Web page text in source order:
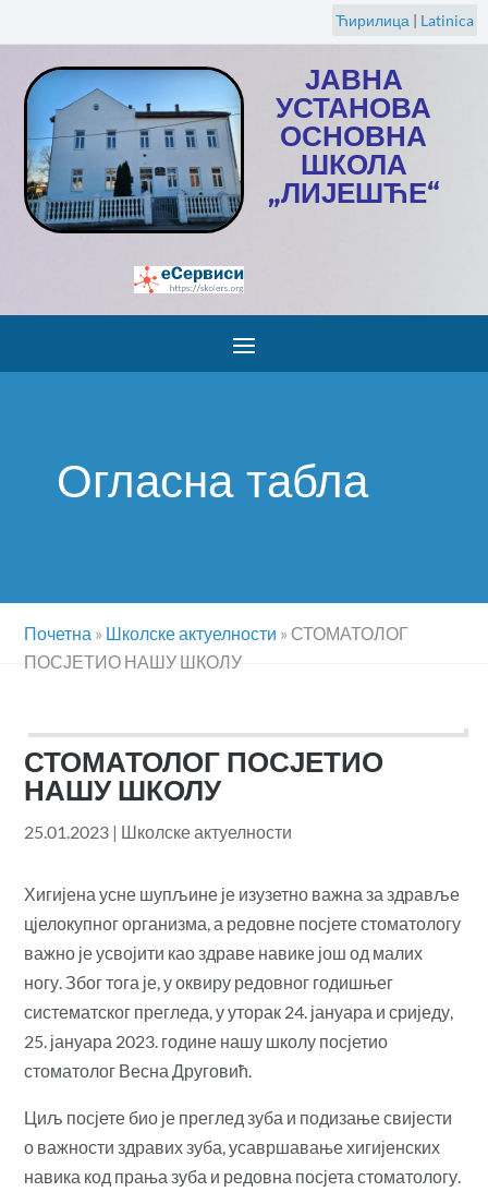
Ћирилица | Latinica
ЈАВНА
УСТАНОВА
ОСНОВНА
ШКОЛА
„ЛИЈЕШЋЕ“
Огласна табла
Почетна » Школске актуелности » СТОМАТОЛОГ
ПОСЈЕТИО НАШУ ШКОЛУ
СТОМАТОЛОГ ПОСЈЕТИО
НАШУ ШКОЛУ
25.01.2023 | Школске актуелности
Хигијена усне шупљине је изузетно важна за здравље
цјелокупног организма, а редовне посјете стоматологу
важно је усвојити као здраве навике још од малих
ногу. Због тога је, у оквиру редовног годишњег
систематског прегледа, у уторак 24. јануара и сриједу,
25. јануара 2023. године нашу школу посјетио
стоматолог Весна Друговић.
Циљ посјете био је преглед зуба и подизање свијести
о важности здравих зуба, усавршавање хигијенских
навика код прања зуба и редовна посјета стоматологу.